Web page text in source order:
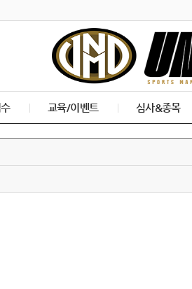
교육/이벤트 심사&종목